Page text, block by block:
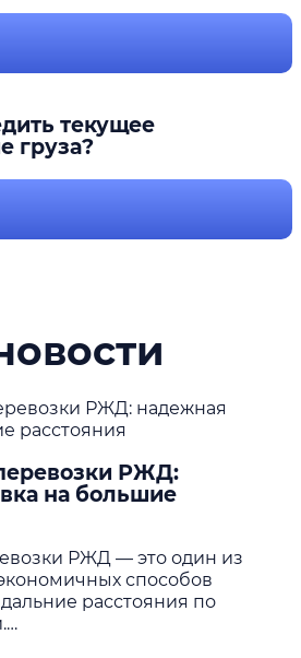
текущее
груза?
РЖД:
на большие
РЖД — это один из
способов
расстояния по